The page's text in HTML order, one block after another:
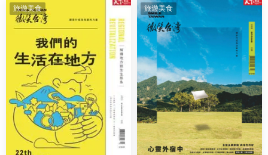
旅遊美食 旅遊美食